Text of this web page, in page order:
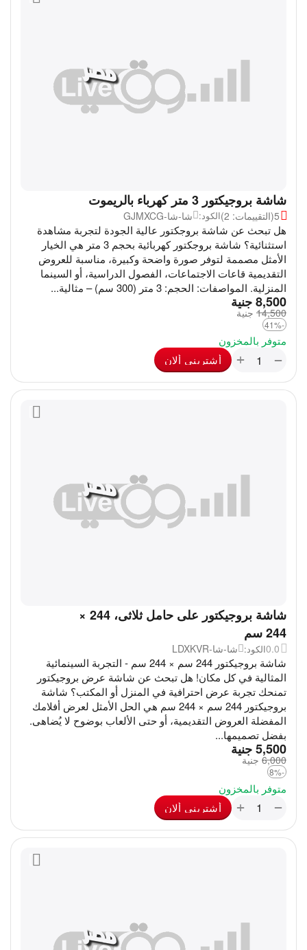
شاشة بروجيكتور 3 متر كهرباء بالريموت
5(التقييمات: 2) الكود: شا-شا-GJMXCG
هل تبحث عن شاشة بروجكتور عالية الجودة لتجربة مشاهدة
استثنائية؟ شاشة بروجكتور كهربائية بحجم 3 متر هي الخيار
الأمثل مصممة لتوفر صورة واضحة وكبيرة، مناسبة للعروض
التقديمية قاعات الاجتماعات، الفصول الدراسية، أو السينما
المنزلية. المواصفات: الحجم: 3 متر (300 سم) – مثالية...
جنية8,500
جنية 14,500
-41%
متوفر بالمخزون
+ − أشترينى ألان
شاشة بروجيكتور على حامل ثلاثى، 244 ×
244 سم
0.0الكود: شا-شا-LDXKVR
شاشة بروجيكتور 244 سم × 244 سم - التجربة السينمائية
المثالية في كل مكان! هل تبحث عن شاشة عرض بروجيكتور
تمنحك تجربة عرض احترافية في المنزل أو المكتب؟ شاشة
بروجيكتور 244 سم × 244 سم هي الحل الأمثل لعرض أفلامك
المفضلة العروض التقديمية، أو حتى الألعاب بوضوح لا يُضاهى.
بفضل تصميمها...
جنية5,500
جنية 6,000
-8%
متوفر بالمخزون
+ − أشترينى ألان